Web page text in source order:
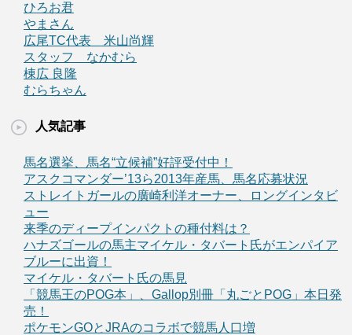
ひろお君
やまさん
広尾TC代表 米山尚輝
スタッフ なかむら
棟広 良隆
むらちゃん
人気記事
馬名選挙、馬名“立候補”好評受付中！
アスクコマンダー’13ら2013年産馬、馬名応募状況
ストレイトガールの廣崎利洋オーナー、ロングインタビ
ュー
来季のディープインパクトの種付料は？
ハナズゴールの馬主マイケル・タバート氏がエンパイア
ブルーに出資！
マイケル・タバート氏の馬見
「競馬王のPOG本」、Gallop別冊「丸ごとPOG」本日発
売！
ポケモンGOとJRAのコラボで競馬人口増